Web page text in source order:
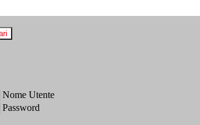
Nome Utente
Password